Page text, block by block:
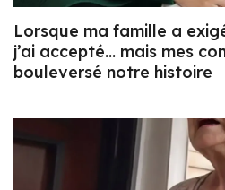
Lorsque ma famille a
j’ai accepté… mais mes
bouleversé notre histoire